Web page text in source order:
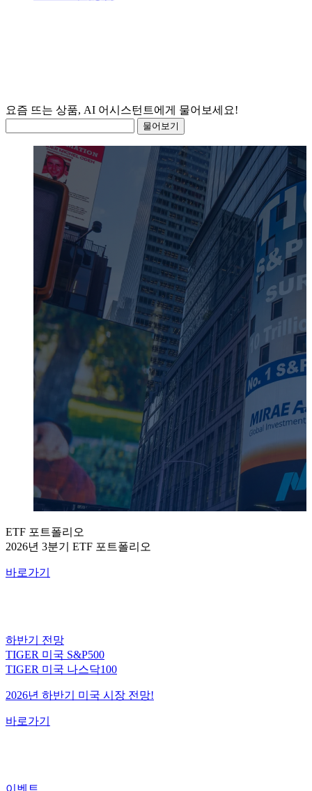
요즘 뜨 물어보기
2026년 3분기 ETF 포트폴리오
TIGER 미국 S&P500
TIGER 미국 나스닥100
미국 대표지수 ETF